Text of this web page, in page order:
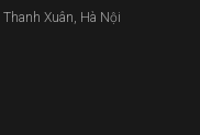
Xuân, Hà Nội